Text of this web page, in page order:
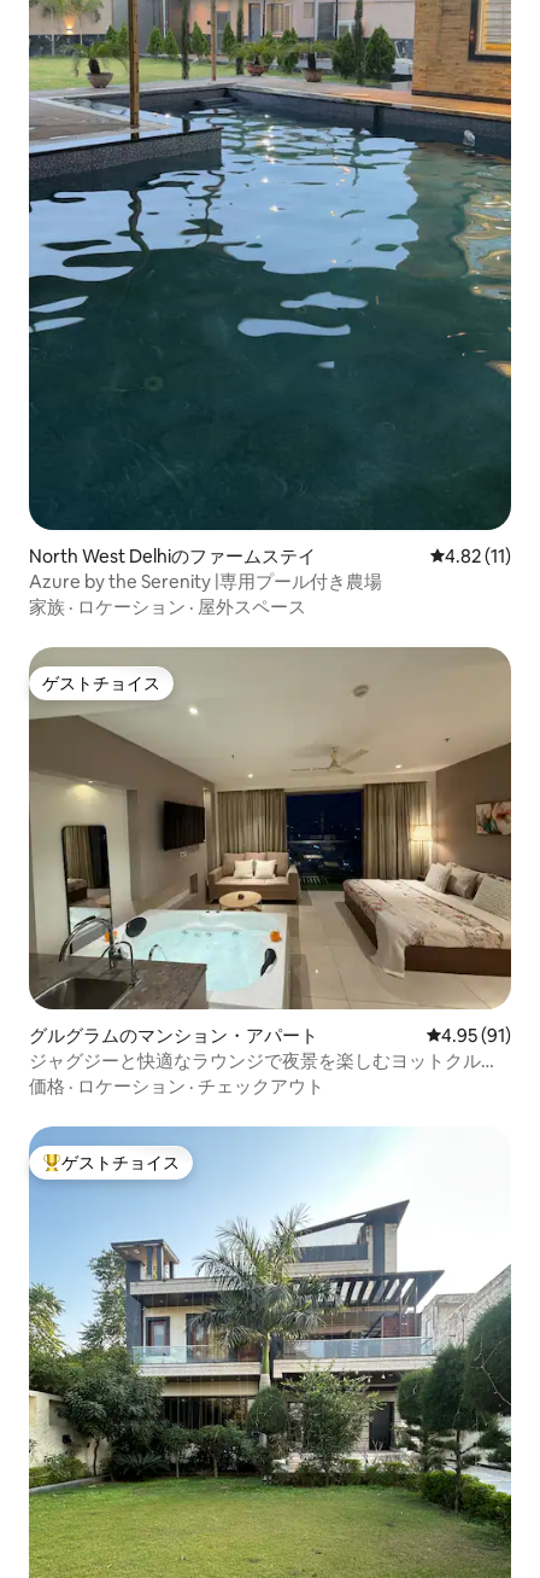
North West Delhiのファームステイ レビュー11
4.82 (11)
Azure by the Serenity |専用プール付き農場
家族 · ロケーション · 屋外スペース
ゲストチョイス
ゲストチョイス
グルグラムのマンション・アパート レビュー91
4.95 (91)
ジャグジーと快適なラウンジで夜景を楽しむヨットクルー
ズ
価格 · ロケーション · チェックアウト
大好評のゲストチョイスです。
ゲストチョイス